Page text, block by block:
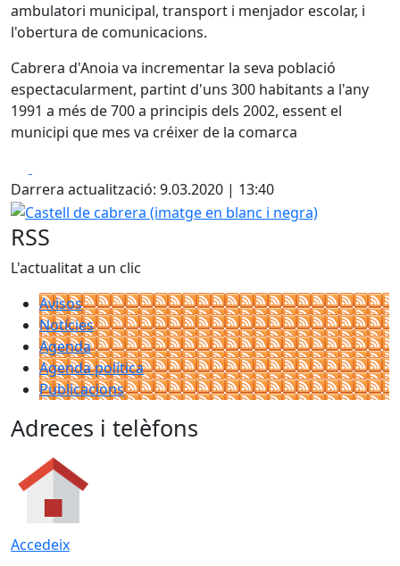
ambulatori municipal, transport i menjador escolar, i
l'obertura de comunicacions.
Cabrera d'Anoia va incrementar la seva població
espectacularment, partint d'uns 300 habitants a l'any
1991 a més de 700 a principis dels 2002, essent el
municipi que mes va créixer de la comarca
Darrera actualització: 9.03.2020 | 13:40
Castell de cabrera (imatge en blanc i negra)
RSS
L'actualitat a un clic
Avisos
Notícies
Agenda
Agenda política
Publicacions
Adreces i telèfons
Accedeix